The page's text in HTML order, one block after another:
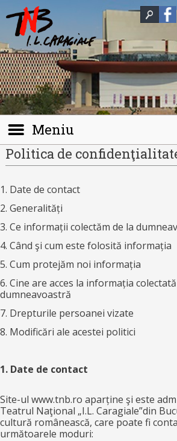
Meniu
Politica de
1. Date de contact
2. Generalități
3. Ce informații colectăm de la
4. Când şi cum este folosită informația
5. Cum protejăm noi informația
6. Cine are acces la informația
dumneavoastră
7. Drepturile persoanei vizate
8. Modificări ale acestei politici
1. Date de contact
Site-ul www.tnb.ro aparține şi este
Teatrul Naţional „I.L. Caragiale”din
cultură românească, care poate fi
următoarele moduri: